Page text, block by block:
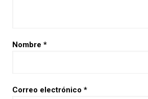
Nombre *
Correo electrónico *